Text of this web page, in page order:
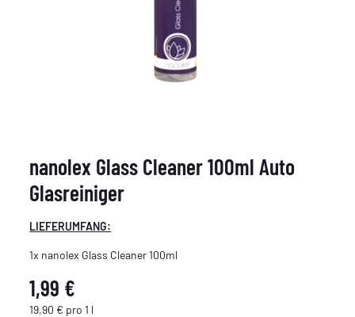
nanolex Glass Cleaner 100ml Auto
Glasreiniger
LIEFERUMFANG:
1x nanolex Glass Cleaner 100ml
1,99 €
19,90 € pro 1 l